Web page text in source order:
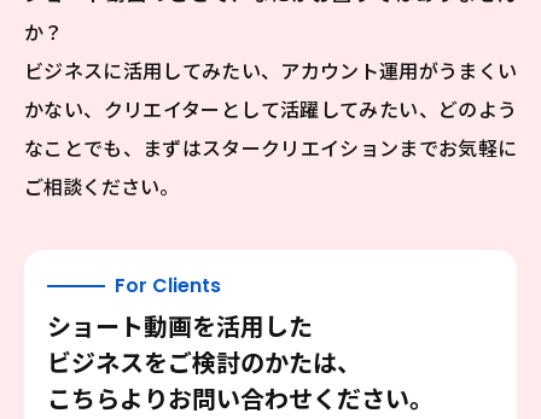
か？
ビジネスに活用してみたい、アカウント運用がうまくい
かない、クリエイターとして活躍してみたい、 どのよう
なことでも、まずはスタークリエイションまでお気軽に
ご相談ください。
For Clients
ショート動画を活用した
ビジネスをご検討のかたは、
こちらよりお問い合わせください。